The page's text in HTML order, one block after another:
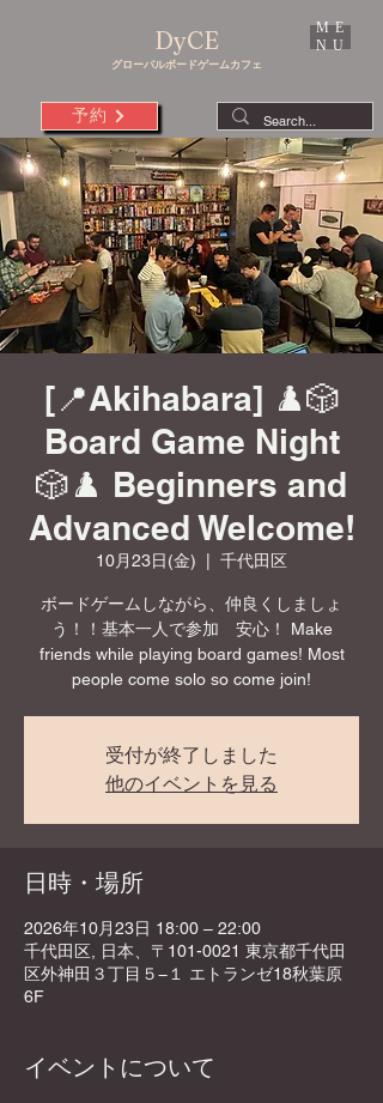
DyCE
グローバルボードゲームカフェ
予約
ME
NU
[📍Akihabara] ♟️🎲
Board Game Night
🎲♟️ Beginners and
Advanced Welcome!
10月23日(金) 千代田区
ボードゲームしながら、仲良くしましょ
う！！基本一人で参加 安心！ Make
friends while playing board games! Most
people come solo so come join!
受付が終了しました
他のイベントを見る
日時・場所
2026年10月23日 18:00 – 22:00
千代田区, 日本、〒101-0021 東京都千代田
区外神田３丁目５−１ エトランゼ18秋葉原
6F
イベントについて